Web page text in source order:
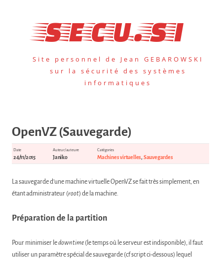
secu.si
Site personnel de Jean GEBAROWSKI
sur la sécurité des systèmes
informatiques
OpenVZ (Sauvegarde)
Date Auteur/auteure Catégories
24/11/2015 Janiko Machines virtuelles, Sauvegardes
La sauvegarde d’une machine virtuelle OpenVZ se fait très simplement, en
étant administrateur (root) de la machine.
Préparation de la partition
Pour minimiser ledowntime (le temps où le serveur est indisponible), il faut
utiliser un paramètre spécial de sauvegarde (cf script ci-dessous) lequel